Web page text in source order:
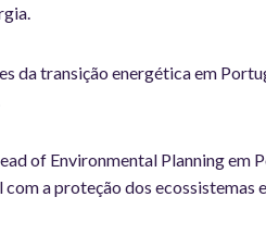
transição energética em
of Environmental Planning
a proteção dos ecossistemas